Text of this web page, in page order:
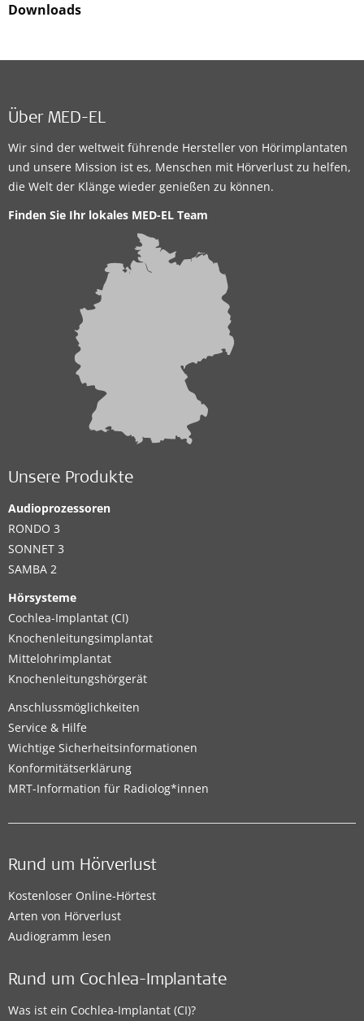
Downloads
Über MED-EL
Wir sind der weltweit führende Hersteller von Hörimplantaten
und unsere Mission ist es, Menschen mit Hörverlust zu helfen,
die Welt der Klänge wieder genießen zu können.
Finden Sie Ihr lokales MED-EL Team
Unsere Produkte
Audioprozessoren
RONDO 3
SONNET 3
SAMBA 2
Hörsysteme
Cochlea-Implantat (CI)
Knochenleitungsimplantat
Mittelohrimplantat
Knochenleitungshörgerät
Anschlussmöglichkeiten
Service & Hilfe
Wichtige Sicherheitsinformationen
Konformitätserklärung
MRT-Information für Radiolog*innen
Rund um Hörverlust
Kostenloser Online-Hörtest
Arten von Hörverlust
Audiogramm lesen
Rund um Cochlea-Implantate
Was ist ein Cochlea-Implantat (CI)?